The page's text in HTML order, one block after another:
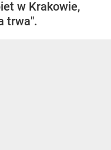
w Krakowie,
trwa".